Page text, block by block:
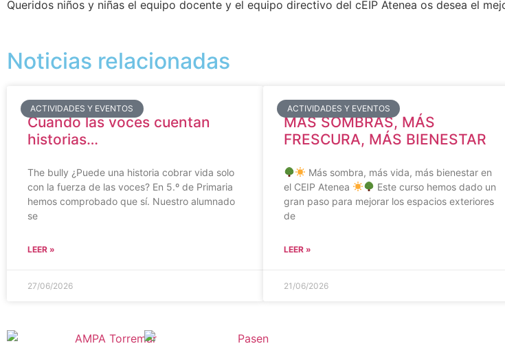
Queridos niños y niñas el equipo docente y el equipo directivo del cEIP Atenea os desea el
Noticias relacionadas
ACTIVIDADES Y EVENTOS
Cuando las voces cuentan
historias…
The bully ¿Puede una historia cobrar vida solo
con la fuerza de las voces? En 5.º de Primaria
hemos comprobado que sí. Nuestro alumnado
se
LEER »
27/06/2026
ACTIVIDADES Y EVENTOS
MÁS SOMBRAS, MÁS
FRESCURA, MÁS BIENESTAR
Más sombra, más vida, más bienestar en
el CEIP Atenea
Este curso hemos dado un
gran paso para mejorar los espacios exteriores
de
LEER »
21/06/2026